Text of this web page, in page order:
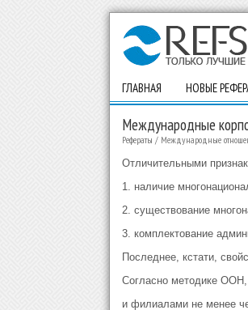
ГЛАВНАЯ НОВЫЕ
Международные
Рефераты / Международные
Отличительными
1. наличие
2. существование
3. комплектование
Последнее, кстати,
Согласно методике
и филиалами не менее